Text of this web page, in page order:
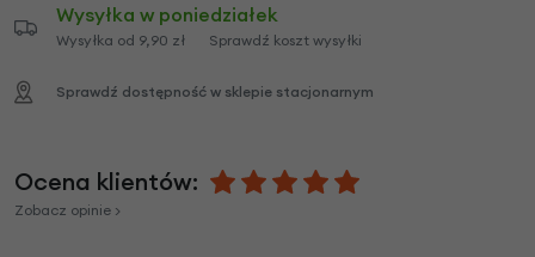
Wysyłka w poniedziałek
Wysyłka od 9,90 zł Sprawdź koszt wysyłki
Sprawdź dostępność w sklepie stacjonarnym
Ocena klientów:
Zobacz opinie >